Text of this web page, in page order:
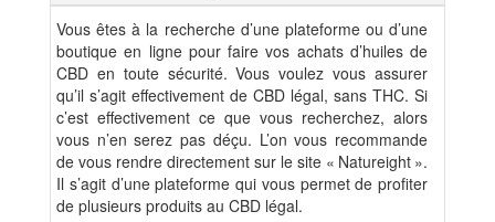
Vous êtes à la recherche d’une plateforme ou d’une
boutique en ligne pour faire vos achats d’huiles de
CBD en toute sécurité. Vous voulez vous assurer
qu’il s’agit effectivement de CBD légal, sans THC. Si
c’est effectivement ce que vous recherchez, alors
vous n’en serez pas déçu. L’on vous recommande
de vous rendre directement sur le site « Natureight ».
Il s’agit d’une plateforme qui vous permet de profiter
de plusieurs produits au CBD légal.